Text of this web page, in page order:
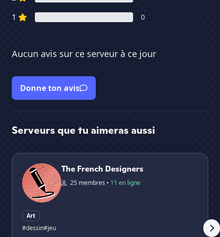
1 0
Aucun avis sur ce serveur à ce jour
Donne ton avis
Serveurs que tu aimeras aussi
The French Designers
The French Designers
25 membres • 11 en ligne
Art
#dessin#jeu